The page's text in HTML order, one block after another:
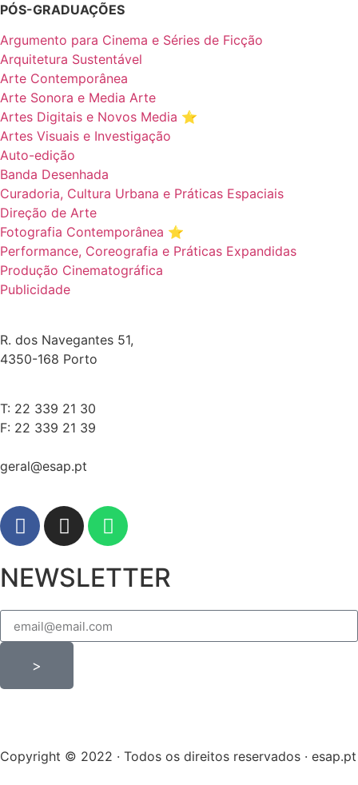
PÓS-GRADUAÇÕES
Argumento para Cinema e Séries de Ficção
Arquitetura Sustentável
Arte Contemporânea
Arte Sonora e Media Arte
Artes Digitais e Novos Media ⭐️
Artes Visuais e Investigação
Auto-edição
Banda Desenhada
Curadoria, Cultura Urbana e Práticas Espaciais
Direção de Arte
Fotografia Contemporânea ⭐️
Performance, Coreografia e Práticas Expandidas
Produção Cinematográfica
Publicidade
R. dos Navegantes 51,
4350-168 Porto
T: 22 339 21 30
F: 22 339 21 39
geral@esap.pt
NEWSLETTER
>
Copyright © 2022 · Todos os direitos reservados · esap.pt